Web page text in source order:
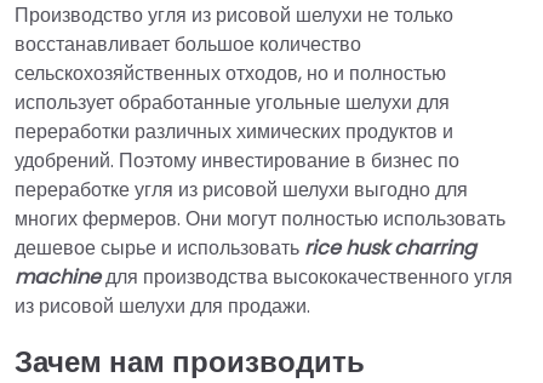
Производство угля из рисовой шелухи не только
восстанавливает большое количество
сельскохозяйственных отходов, но и полностью
использует обработанные угольные шелухи для
переработки различных химических продуктов и
удобрений. Поэтому инвестирование в бизнес по
переработке угля из рисовой шелухи выгодно для
многих фермеров. Они могут полностью использовать
дешевое сырье и использовать rice husk charring
machineдля производства высококачественного угля
из рисовой шелухи для продажи.
Зачем нам производить